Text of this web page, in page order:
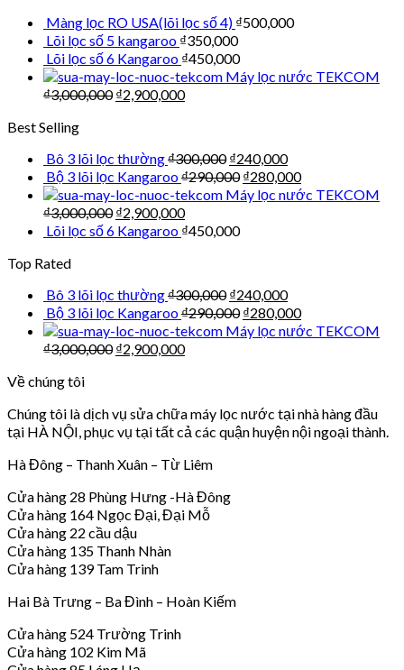
Màng lọc RO USA(lõi lọc số 4) ₫500,000
Lõi lọc số 5 kangaroo ₫350,000
Lõi lọc số 6 Kangaroo ₫450,000
Máy lọc nước TEKCOM
₫3,000,000 ₫2,900,000
Best Selling
Bô 3 lõi lọc thường₫300,000 ₫240,000
Bộ 3 lõi lọc Kangaroo₫290,000 ₫280,000
Máy lọc nước TEKCOM
₫3,000,000 ₫2,900,000
Lõi lọc số 6 Kangaroo ₫450,000
Top Rated
Bô 3 lõi lọc thường₫300,000 ₫240,000
Bộ 3 lõi lọc Kangaroo₫290,000 ₫280,000
Máy lọc nước TEKCOM
₫3,000,000 ₫2,900,000
Về chúng tôi
Chúng tôi là dịch vụ sửa chữa máy lọc nước tại nhà hàng đầu
tại HÀ NỘI, phục vụ tại tất cả các quận huyện nội ngoại thành.
Hà Đông – Thanh Xuân – Từ Liêm
Cửa hàng 28 Phùng Hưng -Hà Đông
Cửa hàng 164 Ngọc Đại, Đại Mỗ
Cửa hàng 22 cầu dậu
Cửa hàng 135 Thanh Nhàn
Cửa hàng 139 Tam Trinh
Hai Bà Trưng – Ba Đình – Hoàn Kiếm
Cửa hàng 524 Trường Trinh
Cửa hàng 102 Kim Mã